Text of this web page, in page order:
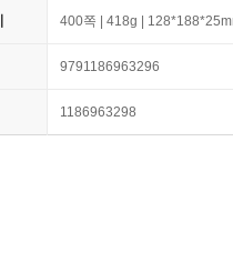
400쪽 | 418g |
9791186963296
1186963298